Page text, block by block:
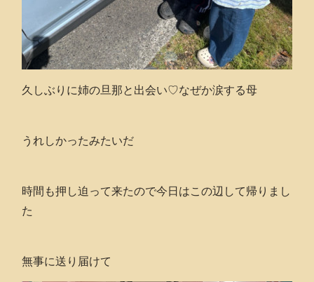
久しぶりに姉の旦那と出会い♡なぜか涙する母
うれしかったみたいだ
時間も押し迫って来たので今日はこの辺して帰りまし
た
無事に送り届けて